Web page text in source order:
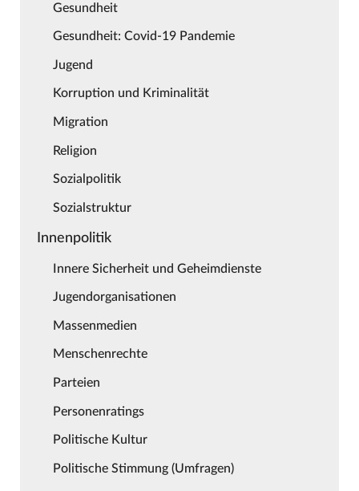
Gesundheit
Gesundheit: Covid-19 Pandemie
Jugend
Korruption und Kriminalität
Migration
Religion
Sozialpolitik
Sozialstruktur
Innenpolitik
Innere Sicherheit und Geheimdienste
Jugendorganisationen
Massenmedien
Menschenrechte
Parteien
Personenratings
Politische Kultur
Politische Stimmung (Umfragen)